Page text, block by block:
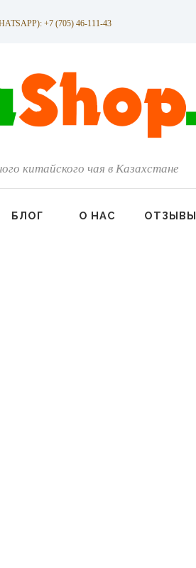
+7 (705) 46-111-43
китайского чая в Казахстане
БЛОГ О НАС ОТЗЫВЫ